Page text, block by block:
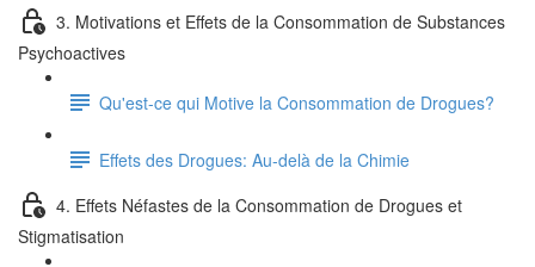
3. Motivations et Effets de la Consommation de Substances
Psychoactives
Qu'est-ce qui Motive la Consommation de Drogues?
Effets des Drogues: Au-delà de la Chimie
4. Effets Néfastes de la Consommation de Drogues et
Stigmatisation